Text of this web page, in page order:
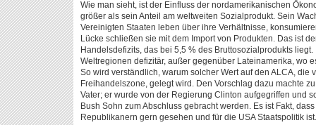
Wie man sieht, ist der Einfluss der nordamerikanischen
größer als sein Anteil am weltweiten Sozialprodukt. Sein
Vereinigten Staaten leben über ihre Verhältnisse,
Lücke schließen sie mit dem Import von Produkten. Das ist
Handelsdefizits, das bei 5,5 % des Bruttosozialprodukts
Weltregionen defizitär, außer gegenüber Lateinamerika, wo
So wird verständlich, warum solcher Wert auf den ALCA, die
Freihandelszone, gelegt wird. Den Vorschlag dazu machte
Vater; er wurde von der Regierung Clinton aufgegriffen und
Bush Sohn zum Abschluss gebracht werden. Es ist Fakt,
Republikanern gern gesehen und für die USA Staatspolitik ist.